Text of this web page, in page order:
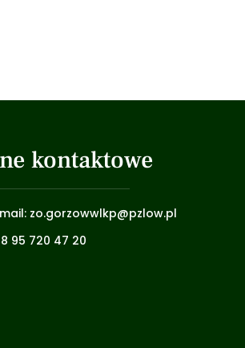
kontaktowe
zo.gorzowwlkp@pzlow.pl
95 720 47 20